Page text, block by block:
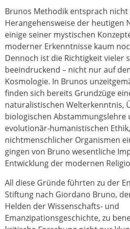
Brunos Methodik entsprach
Herangehensweise der heutigen
einige seiner mystischen
moderner Erkenntnisse kaum
Dennoch ist die Richtigkeit vieler
beeindruckend – nicht nur auf
Kosmologie. In Brunos
finden sich bereits Grundzüge
naturalistischen Welterkenntnis,
biologischen Abstammungslehre
evolutionär-humanistischen
nichtmenschlicher Organismen
gingen von Bruno wesentliche
Entwicklung der modernen
All diese Gründe führten zu der
Stiftung nach Giordano Bruno,
Helden der Wissenschafts- und
Emanzipationsgeschichte, zu